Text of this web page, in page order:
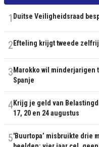
1 Duitse Veiligheidsraad
2 Efteling krijgt tweede
3 Marokko wil minderjarigen
Spanje
4Krijg je geld van
17, 20 en 24 augustus
5'Buurtopa’ misbruikte drie